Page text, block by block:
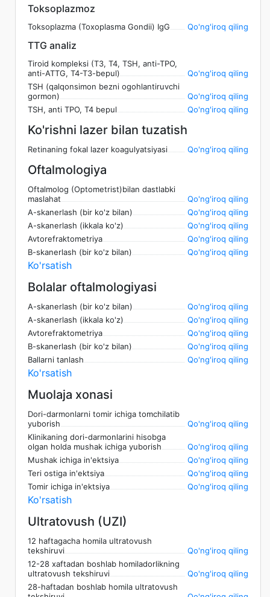
Toksoplazmoz
Toksoplazma (Toxoplasma Gondii) IgG Qo'ng'iroq qiling
TTG analiz
Tiroid kompleksi (T3, T4, TSH, anti-TPO,
anti-ATTG, T4-T3-bepul)
Qo'ng'iroq qiling
TSH (qalqonsimon bezni ogohlantiruvchi
gormon)
Qo'ng'iroq qiling
TSH, anti TPO, T4 bepul
Qo'ng'iroq qiling
Ko'rishni lazer bilan tuzatish
Retinaning fokal lazer koagulyatsiyasi Qo'ng'iroq qiling
Oftalmologiya
Oftalmolog (Optometrist)bilan dastlabki
maslahat
Qo'ng'iroq qiling
A-skanerlash (bir ko'z bilan)
Qo'ng'iroq qiling
A-skanerlash (ikkala ko'z)
Qo'ng'iroq qiling
Avtorefraktometriya
Qo'ng'iroq qiling
B-skanerlash (bir ko'z bilan)
Qo'ng'iroq qiling
Ko'rsatish
Bolalar oftalmologiyasi
A-skanerlash (bir ko'z bilan)
Qo'ng'iroq qiling
A-skanerlash (ikkala ko'z)
Qo'ng'iroq qiling
Avtorefraktometriya
Qo'ng'iroq qiling
B-skanerlash (bir ko'z bilan)
Qo'ng'iroq qiling
Ballarni tanlash
Qo'ng'iroq qiling
Ko'rsatish
Muolaja xonasi
Dori-darmonlarni tomir ichiga tomchilatib
yuborish
Qo'ng'iroq qiling
Klinikaning dori-darmonlarini hisobga
olgan holda mushak ichiga yuborish
Qo'ng'iroq qiling
Mushak ichiga in'ektsiya
Qo'ng'iroq qiling
Teri ostiga in'ektsiya
Qo'ng'iroq qiling
Tomir ichiga in'ektsiya
Qo'ng'iroq qiling
Ko'rsatish
Ultratovush (UZI)
12 haftagacha homila ultratovush
tekshiruvi
Qo'ng'iroq qiling
12-28 xaftadan boshlab homiladorlikning
ultratovush tekshiruvi
Qo'ng'iroq qiling
28-haftadan boshlab homila ultratovush